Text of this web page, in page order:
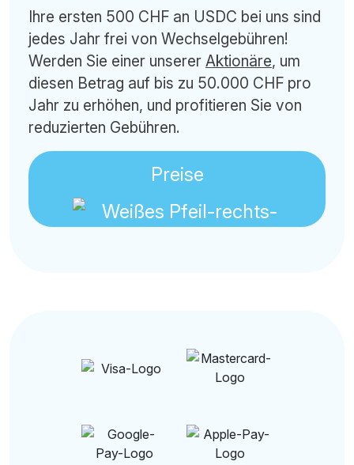
Ihre ersten 500 CHF an USDC bei uns sind
jedes Jahr frei von Wechselgebühren!
Werden Sie einer unserer Aktionäre, um
diesen Betrag auf bis zu 50.000 CHF pro
Jahr zu erhöhen, und profitieren Sie von
reduzierten Gebühren.
Preise